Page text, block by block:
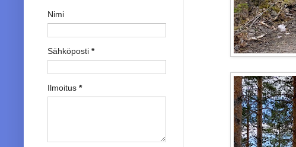
Nimi
Sähköposti *
Ilmoitus *